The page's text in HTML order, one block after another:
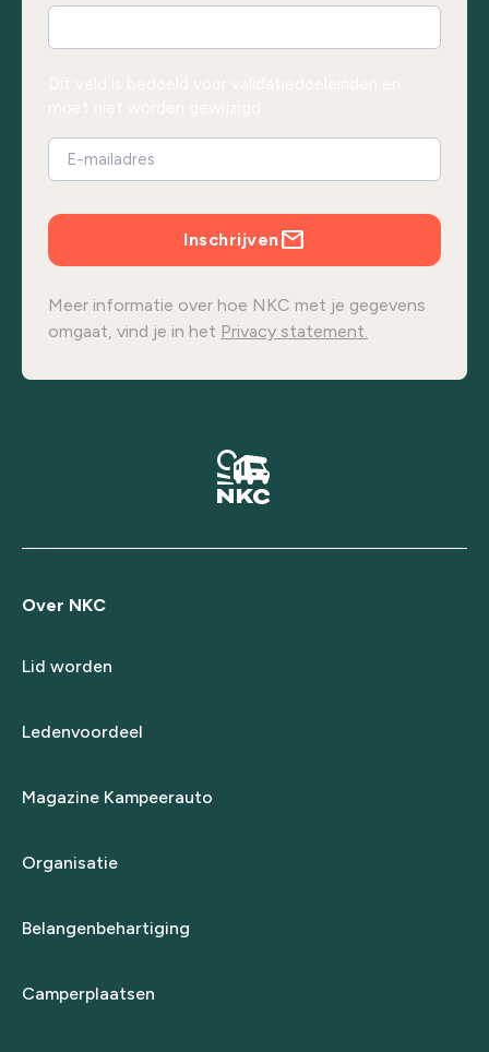
Inschrijven
Meer informatie over hoe NKC met je gegevens
omgaat, vind je in het Privacy statement.
Over NKC
Lid worden
Ledenvoordeel
Magazine Kampeerauto
Organisatie
Belangenbehartiging
Camperplaatsen